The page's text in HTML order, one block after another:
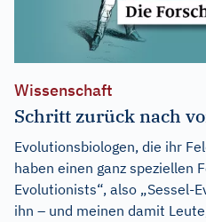
Wissenschaft
Schritt zurück nach
Evolutionsbiologen, die ihr
haben einen ganz speziellen
Evolutionists“, also „Sessel-
ihn – und meinen damit